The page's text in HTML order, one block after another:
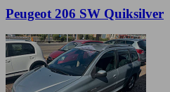
Peugeot 206 SW Quiksilver